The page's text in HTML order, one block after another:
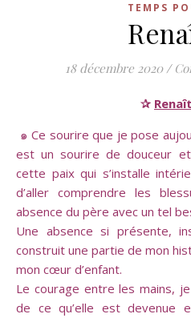
TEMPS
18 décembre 2020 /
๑ Ce sourire que je pose
est un sourire de douceur
cette paix qui s’installe
d’aller comprendre les
absence du père avec un tel
Une absence si présente,
construit une partie de mon
mon cœur d’enfant.
Le courage entre les mains,
de ce qu’elle est